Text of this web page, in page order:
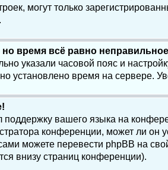
могут только
время всё равно
указали часовой пояс и
установлено время на сервере.
поддержку вашего языка на
конференции, может ли он
можете перевести phpBB на
внизу страниц конференции).